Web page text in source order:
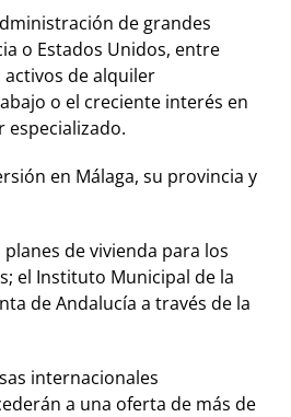
de grandes
o Estados Unidos, entre
de alquiler
o el creciente interés en
especializado.
en Málaga, su provincia y
de vivienda para los
el Instituto Municipal de la
de Andalucía a través de la
internacionales
a una oferta de más de